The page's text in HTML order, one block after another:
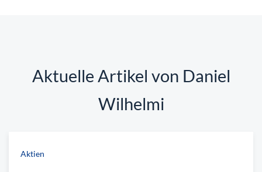
Aktuelle Artikel von Daniel
Wilhelmi
Aktien